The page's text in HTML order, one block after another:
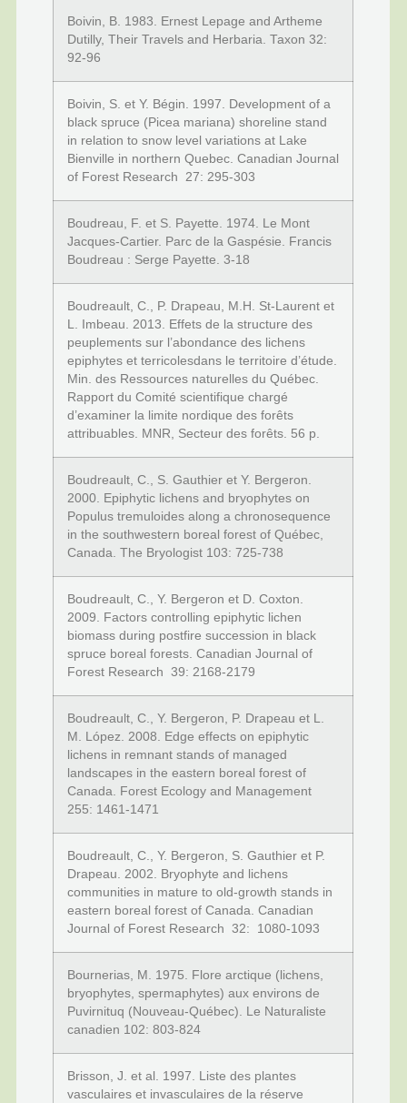
Boivin, B. 1983. Ernest Lepage and Artheme
Dutilly, Their Travels and Herbaria. Taxon 32:
92-96
Boivin, S. et Y. Bégin. 1997. Development of a
black spruce (Picea mariana) shoreline stand
in relation to snow level variations at Lake
Bienville in northern Quebec. Canadian Journal
of Forest Research 27: 295-303
Boudreau, F. et S. Payette. 1974. Le Mont
Jacques-Cartier. Parc de la Gaspésie. Francis
Boudreau : Serge Payette. 3-18
Boudreault, C., P. Drapeau, M.H. St-Laurent et
L. Imbeau. 2013. Effets de la structure des
peuplements sur l’abondance des lichens
epiphytes et terricolesdans le territoire d’étude.
Min. des Ressources naturelles du Québec.
Rapport du Comité scientifique chargé
d’examiner la limite nordique des forêts
attribuables. MNR, Secteur des forêts. 56 p.
Boudreault, C., S. Gauthier et Y. Bergeron.
2000. Epiphytic lichens and bryophytes on
Populus tremuloides along a chronosequence
in the southwestern boreal forest of Québec,
Canada. The Bryologist 103: 725-738
Boudreault, C., Y. Bergeron et D. Coxton.
2009. Factors controlling epiphytic lichen
biomass during postfire succession in black
spruce boreal forests. Canadian Journal of
Forest Research 39: 2168-2179
Boudreault, C., Y. Bergeron, P. Drapeau et L.
M. López. 2008. Edge effects on epiphytic
lichens in remnant stands of managed
landscapes in the eastern boreal forest of
Canada. Forest Ecology and Management
255: 1461-1471
Boudreault, C., Y. Bergeron, S. Gauthier et P.
Drapeau. 2002. Bryophyte and lichens
communities in mature to old-growth stands in
eastern boreal forest of Canada. Canadian
Journal of Forest Research 32: 1080-1093
Bournerias, M. 1975. Flore arctique (lichens,
bryophytes, spermaphytes) aux environs de
Puvirnituq (Nouveau-Québec). Le Naturaliste
canadien 102: 803-824
Brisson, J. et al. 1997. Liste des plantes
vasculaires et invasculaires de la réserve